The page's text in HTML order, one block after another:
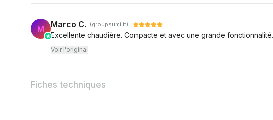
M Marco C. (groupsumi.it)
Excellente chaudière. Compacte et avec une grande fonctionnalité.
Voir l'original
Fiches techniques